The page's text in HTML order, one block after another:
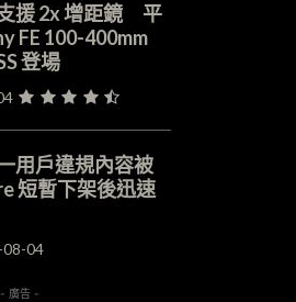
援 2x 增距鏡 平
FE 100-400mm
登場
用戶違規內容被
短暫下架後迅速
04
- 廣告 -